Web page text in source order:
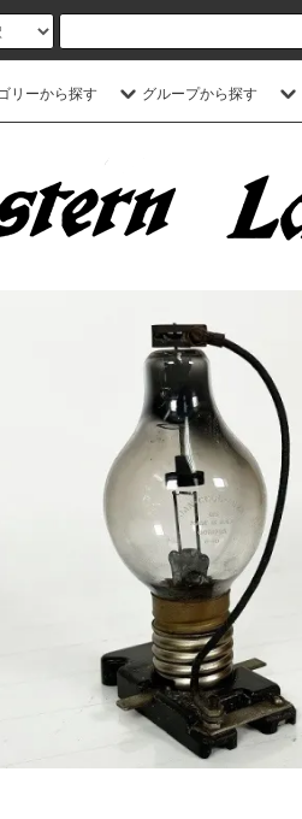
リーから探す グループから探す